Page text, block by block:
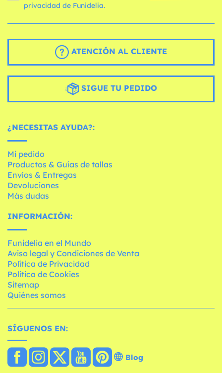
privacidad de Funidelia.
ATENCIÓN AL CLIENTE
SIGUE TU PEDIDO
¿NECESITAS AYUDA?:
Mi pedido
Productos & Guías de tallas
Envíos & Entregas
Devoluciones
Más dudas
INFORMACIÓN:
Funidelia en el Mundo
Aviso legal y Condiciones de Venta
Política de Privacidad
Política de Cookies
Sitemap
Quiénes somos
SÍGUENOS EN:
Blog